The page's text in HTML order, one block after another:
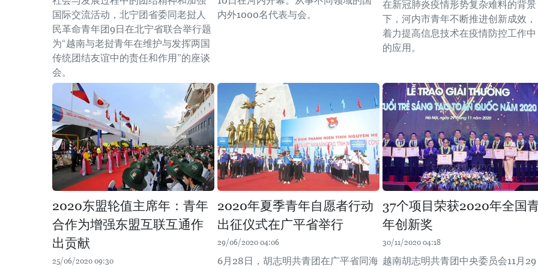
国际交流活动，北宁团省委同老挝人
民革命青年团9日在北宁省联合举行题
为“越南与老挝青年在维护与发挥两国
传统团结友谊中的责任和作用”的座谈
会。
内外1000名代表与会。
在新冠肺炎疫情形势复杂难料的背景
下，河内市青年不断推进创新成效，
着力提高信息技术在疫情防控工作中
的应用。
2020东盟轮值主席年：青年
合作为增强东盟互联互通作
出贡献
25/06/2020 09:30
2020年夏季青年自愿者行动
出征仪式在广平省举行
29/06/2020 04:06
6月28日，胡志明共青团在广平省同海
37个项目荣获2020年全国
年创新奖
30/11/2020 04:18
越南胡志明共青团中央委员会11月29